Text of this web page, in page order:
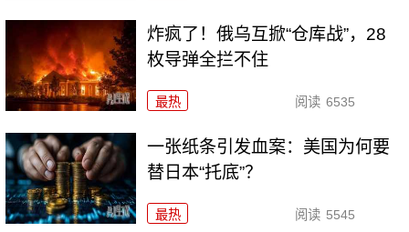
炸疯了！俄乌互掀“仓库战”，28
枚导弹全拦不住
最热 阅读 6535
一张纸条引发血案：美国为何要
替日本“托底”？
最热 阅读 5545